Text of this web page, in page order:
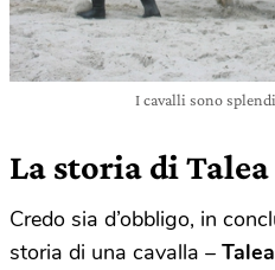
I cavalli sono
La storia di Talea
Credo sia d’obbligo, in
storia di una cavalla – Talea